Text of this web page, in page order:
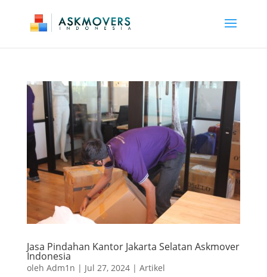
Jasa Pindahan Kantor Jakarta Selatan Askmover
Indonesia
oleh Adm1n | Jul 27, 2024| Artikel